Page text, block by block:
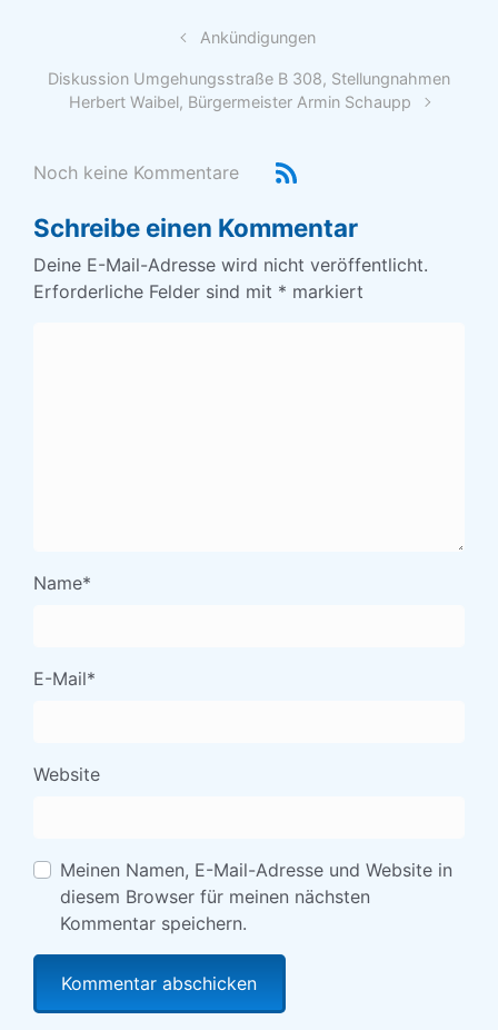
Ankündigungen
Diskussion Umgehungsstraße B 308, Stellungnahmen
Herbert Waibel, Bürgermeister Armin Schaupp
Noch keine Kommentare
Schreibe einen Kommentar
Deine E-Mail-Adresse wird nicht veröffentlicht.
Erforderliche Felder sind mit * markiert
Name*
E-Mail*
Website
Meinen Namen, E-Mail-Adresse und Website in
diesem Browser für meinen nächsten
Kommentar speichern.